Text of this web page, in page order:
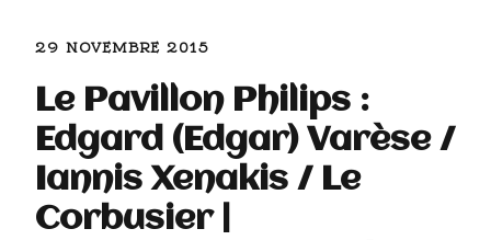
29 NOVEMBRE 2015
Le Pavillon Philips :
Edgard (Edgar) Varèse /
Iannis Xenakis / Le
Corbusier |